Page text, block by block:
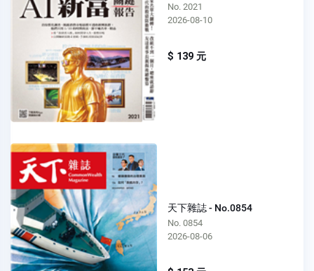
No. 2021
2026-08-10
$ 139 元
天下雜誌 - No.0854
No. 0854
2026-08-06